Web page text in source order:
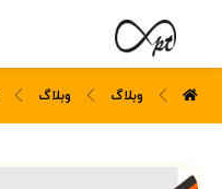
وبلاگ وبلاگ